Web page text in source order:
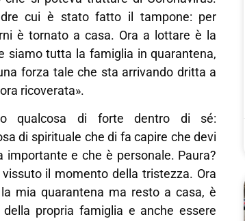
cui è stato fatto il tampone: per
è tornato a casa. Ora a lottare è la
siamo tutta la famiglia in quarantena,
forza tale che sta arrivando dritta a
ricoverata».
qualcosa di forte dentro di sé:
di spirituale che di fa capire che devi
importante e che è personale. Paura?
il momento della tristezza. Ora
mia quarantena ma resto a casa, è
della propria famiglia e anche essere